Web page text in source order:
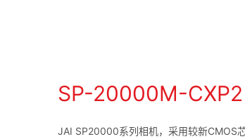
SP-20000M-CXP2
JAI SP20000系列相机，采用较新CMOS